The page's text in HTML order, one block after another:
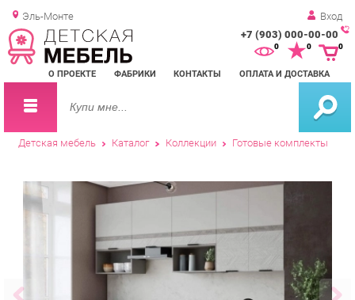
Эль-Монте Вход
+7 (903) 000-00-00
О ПРОЕКТЕ ФАБРИКИ КОНТАКТЫ ОПЛАТА И ДОСТАВКА
0 0
Детская мебель Каталог Коллекции Готовые комплекты